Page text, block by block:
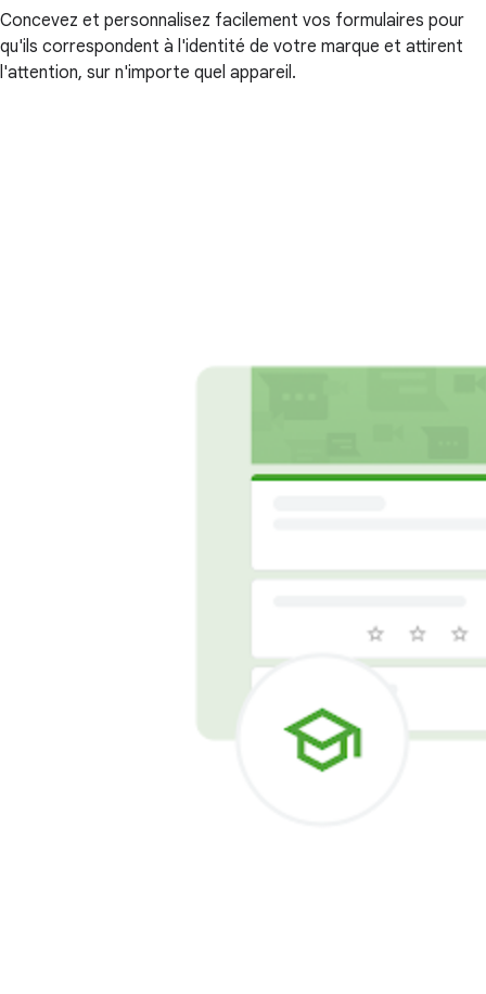
Concevez et personnalisez facilement vos formulaires pour
qu'ils correspondent à l'identité de votre marque et attirent
l'attention, sur n'importe quel appareil.